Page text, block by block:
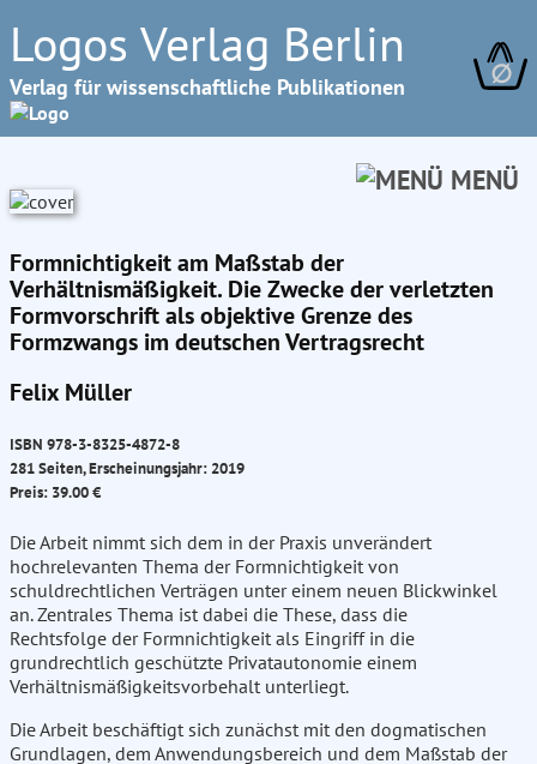
Logos Verlag Berlin
Verlag für wissenschaftliche Publikationen ∅
MENÜ
Formnichtigkeit am Maßstab der
Verhältnismäßigkeit. Die Zwecke der verletzten
Formvorschrift als objektive Grenze des
Formzwangs im deutschen Vertragsrecht
Felix Müller
ISBN 978-3-8325-4872-8
281 Seiten, Erscheinungsjahr: 2019
Preis: 39.00 €
Die Arbeit nimmt sich dem in der Praxis unverändert
hochrelevanten Thema der Formnichtigkeit von
schuldrechtlichen Verträgen unter einem neuen Blickwinkel
an. Zentrales Thema ist dabei die These, dass die
Rechtsfolge der Formnichtigkeit als Eingriff in die
grundrechtlich geschützte Privatautonomie einem
Verhältnismäßigkeitsvorbehalt unterliegt.
Die Arbeit beschäftigt sich zunächst mit den dogmatischen
Grundlagen, dem Anwendungsbereich und dem Maßstab der